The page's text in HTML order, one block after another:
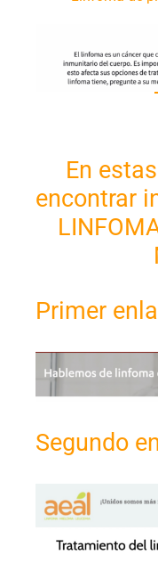
En
encontrar
Primer
Segundo